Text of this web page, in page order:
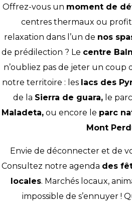
Offrez-vous un moment de
centres thermaux ou
relaxation dans l’un de nos
de prédilection ? Le centre
n’oubliez pas de jeter un coup
notre territoire : les lacs des
de la Sierra de guara,le
Maladeta, ou encore le parc
Mont
Envie de déconnecter et de
Consultez notre agenda des
locales. Marchés locaux,
impossible de s’ennuyer !